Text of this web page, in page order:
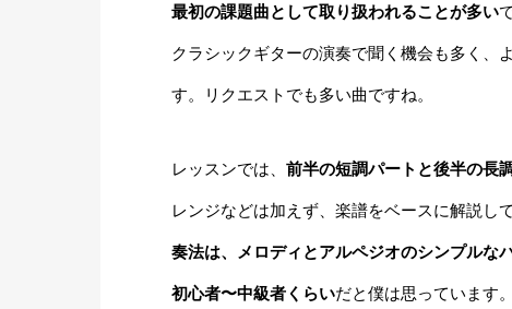
最初の課題曲として取り扱われることが多い
クラシックギターの演奏で聞く機会も多く、
す。リクエストでも多い曲ですね。
レッスンでは、 前半の短調パートと後半の長
レンジなどは加えず、楽譜をベースに解説し
奏法は、メロディとアルペジオのシンプルなパ
初心者〜中級者くらいだと僕は思っています